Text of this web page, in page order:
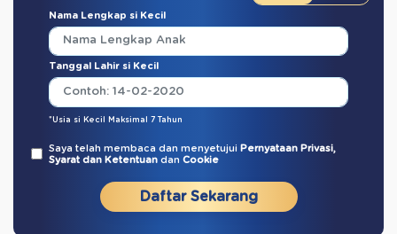
Nama Lengkap si Kecil
Tanggal Lahir si Kecil
*Usia si Kecil Maksimal 7 Tahun
Saya telah membaca dan menyetujui Pernyataan Privasi,
Syarat dan Ketentuan dan Cookie
Daftar Sekarang